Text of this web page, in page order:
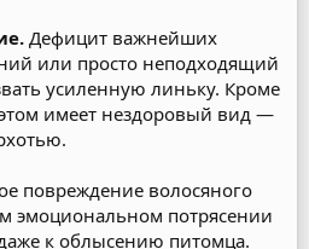
Дефицит важнейших
или просто неподходящий
усиленную линьку. Кроме
имеет нездоровый вид —
повреждение волосяного
эмоциональном потрясении
к облысению питомца.